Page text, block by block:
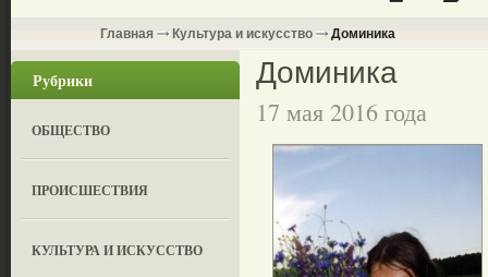
Главная Культура и искусство Доминика
Рубрики
ОБЩЕСТВО
ПРОИСШЕСТВИЯ
КУЛЬТУРА И ИСКУССТВО
Доминика
17 мая 2016 года